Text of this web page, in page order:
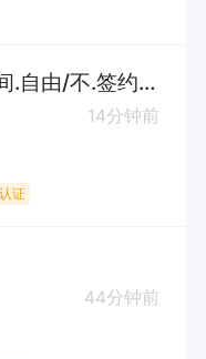
娱乐主播（个播/兼..职/时间.自由/不.签约）透明化
14分钟前
认证
44分钟前